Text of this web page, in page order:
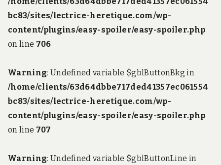
bc83/sites/lectrice-heretique.com/wp-
content/plugins/easy-spoiler/easy-spoiler.php
on line 706
Warning: Undefined variable $gblButtonBkg in
/home/clients/63d64dbbe717ded41357ec061554
bc83/sites/lectrice-heretique.com/wp-
content/plugins/easy-spoiler/easy-spoiler.php
on line 707
Warning: Undefined variable $gblButtonLine in